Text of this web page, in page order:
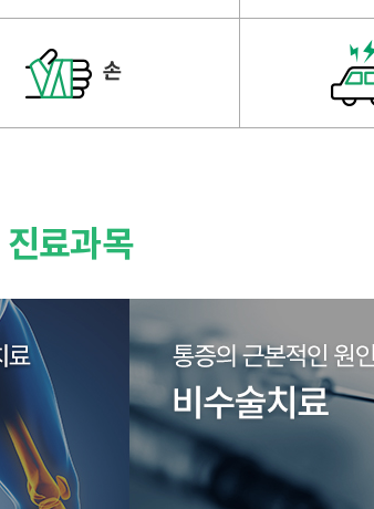
손
진료과목